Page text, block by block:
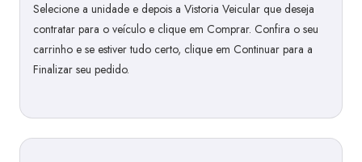
Selecione a unidade e depois a Vistoria Veicular que deseja
contratar para o veículo e clique em Comprar. Confira o seu
carrinho e se estiver tudo certo, clique em Continuar para a
Finalizar seu pedido.